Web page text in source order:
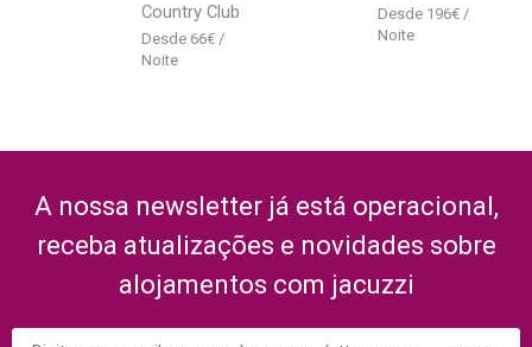
Country Club
66€
196€
A nossa newsletter já está operacional,
receba atualizações e novidades sobre
alojamentos com jacuzzi